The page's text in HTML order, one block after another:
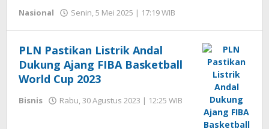
Nasional Senin, 5 Mei 2025 | 17:19 WIB
PLN Pastikan Listrik Andal
Dukung Ajang FIBA Basketball
World Cup 2023
Bisnis Rabu, 30 Agustus 2023 | 12:25 WIB
Hengki
Seprihadi